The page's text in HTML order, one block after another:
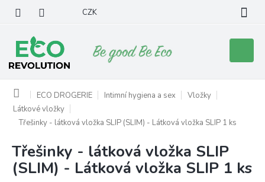
obsah
CZK
košík
Domů ECO DROGERIE Intimní hygiena a sex
Vložky
Látkové vložky
Třešinky - látková vložka SLIP (SLIM) - Látková vložka SLIP 1 ks
Třešinky - látková vložka SLIP
(SLIM) - Látková vložka SLIP 1 ks